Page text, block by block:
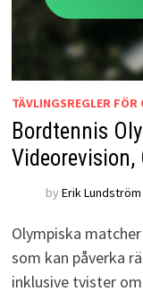
TÄVLINGSREGLER
Bordtennis
Videorevision,
by Erik Lundström
Olympiska
som kan påverka
inklusive tvister